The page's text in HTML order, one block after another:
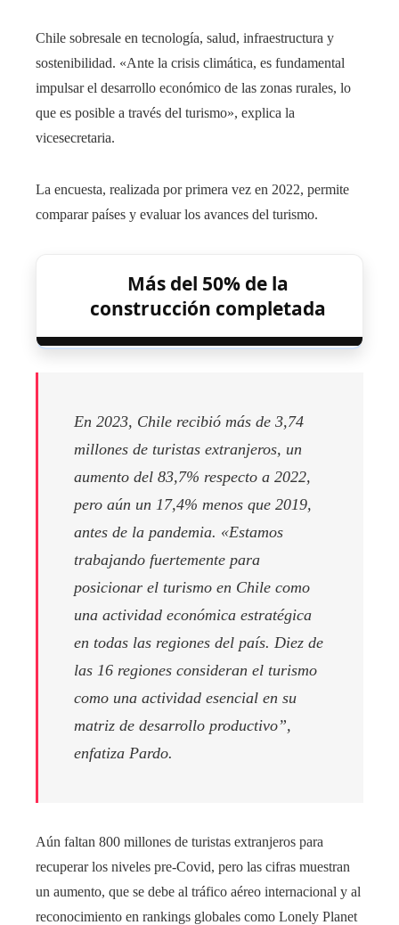
Chile sobresale en tecnología, salud, infraestructura y
sostenibilidad. «Ante la crisis climática, es fundamental
impulsar el desarrollo económico de las zonas rurales, lo
que es posible a través del turismo», explica la
vicesecretaria.
La encuesta, realizada por primera vez en 2022, permite
comparar países y evaluar los avances del turismo.
Más del 50% de la
construcción completada
En 2023, Chile recibió más de 3,74
millones de turistas extranjeros, un
aumento del 83,7% respecto a 2022,
pero aún un 17,4% menos que 2019,
antes de la pandemia. «Estamos
trabajando fuertemente para
posicionar el turismo en Chile como
una actividad económica estratégica
en todas las regiones del país. Diez de
las 16 regiones consideran el turismo
como una actividad esencial en su
matriz de desarrollo productivo”,
enfatiza Pardo.
Aún faltan 800 millones de turistas extranjeros para
recuperar los niveles pre-Covid, pero las cifras muestran
un aumento, que se debe al tráfico aéreo internacional y al
reconocimiento en rankings globales como Lonely Planet